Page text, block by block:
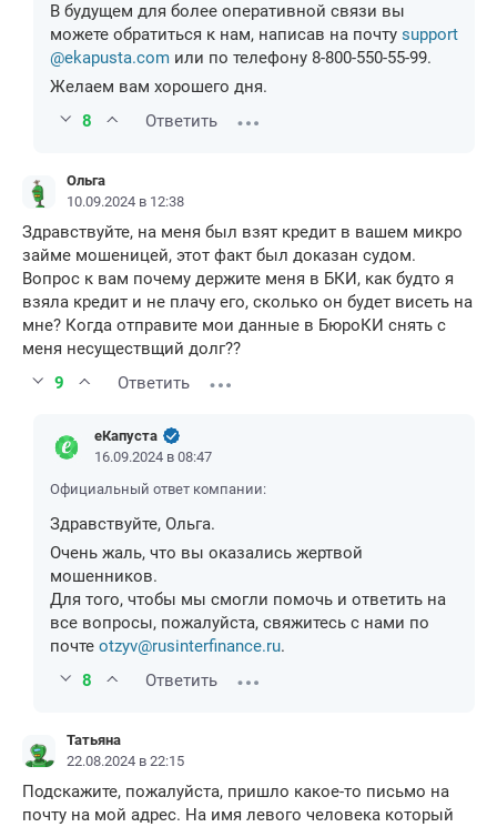
В будущем для более оперативной связи вы
можете обратиться к нам, написав на почту support
@ekapusta.com или по телефону 8-800-550-55-99.
Желаем вам хорошего дня.
8
Ответить
Ольга
10.09.2024 в 12:38
Здравствуйте, на меня был взят кредит в вашем микро
займе мошеницей, этот факт был доказан судом.
Вопрос к вам почему держите меня в БКИ, как будто я
взяла кредит и не плачу его, сколько он будет висеть на
мне? Когда отправите мои данные в БюроКИ снять с
меня несуществщий долг??
9
Ответить
еКапуста
16.09.2024 в 08:47
Официальный ответ компании:
Здравствуйте, Ольга.
Очень жаль, что вы оказались жертвой
мошенников.
Для того, чтобы мы смогли помочь и ответить на
все вопросы, пожалуйста, свяжитесь с нами по
почте otzyv@rusinterfinance.ru.
8
Ответить
Татьяна
22.08.2024 в 22:15
Подскажите, пожалуйста, пришло какое-то письмо на
почту на мой адрес. На имя левого человека который